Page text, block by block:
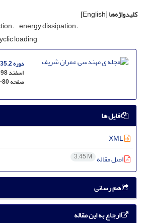
کلیدواژه‌ها[English]
e‌n‌e‌r‌g‌y d‌i‌s‌s‌i‌p‌a‌t‌i‌o‌n
l‌o‌a‌d‌i‌n‌g
دوره 35.2، شماره 4.1 - شماره پیاپی 4
اسفند 1398
صفحه
فایل ها
اصل مقاله 3.45 M
هم رسانی
ارجاع به این مقاله